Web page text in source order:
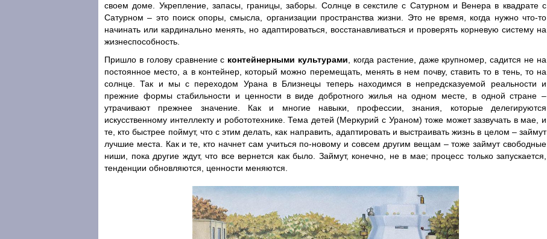
своем доме. Укрепление, запасы, границы, заборы. Солнце в секстиле с Сатурном и Венера в квадрате с
Сатурном – это поиск опоры, смысла, организации пространства жизни. Это не время, когда нужно что-то
начинать или кардинально менять, но адаптироваться, восстанавливаться и проверять корневую систему на
жизнеспособность.
Пришло в голову сравнение с контейнерными культурами , когда растение, даже крупномер, садится не на
постоянное место, а в контейнер, который можно перемещать, менять в нем почву, ставить то в тень, то на
солнце. Так и мы с переходом Урана в Близнецы теперь находимся в непредсказуемой реальности и
прежние формы стабильности и ценности в виде добротного жилья на одном месте, в одной стране –
утрачивают прежнее значение. Как и многие навыки, профессии, знания, которые делегируются
искусственному интеллекту и робототехнике. Тема детей (Меркурий с Ураном) тоже может зазвучать в мае, и
те, кто быстрее поймут, что с этим делать, как направить, адаптировать и выстраивать жизнь в целом – займут
лучшие места. Как и те, кто начнет сам учиться по-новому и совсем другим вещам – тоже займут свободные
ниши, пока другие ждут, что все вернется как было. Займут, конечно, не в мае; процесс только запускается,
тенденции обновляются, ценности меняются.